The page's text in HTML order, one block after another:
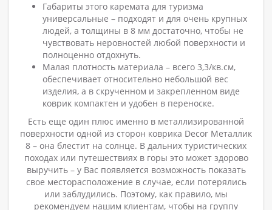
Габариты этого каремата для туризма
универсальные – подходят и для очень крупных
людей, а толщины в 8 мм достаточно, чтобы не
чувствовать неровностей любой поверхности и
полноценно отдохнуть.
Малая плотность материала – всего 3,3/кв.см,
обеспечивает относительно небольшой вес
изделия, а в скрученном и закрепленном виде
коврик компактен и удобен в переноске.
Есть еще один плюс именно в металлизированной
поверхности одной из сторон коврика Decor Металлик
8 – она блестит на солнце. В дальних туристических
походах или путешествиях в горы это может здорово
выручить – у Вас появляется возможность показать
свое месторасположение в случае, если потерялись
или заблудились. Поэтому, как правило, мы
рекомендуем нашим клиентам, чтобы на группу